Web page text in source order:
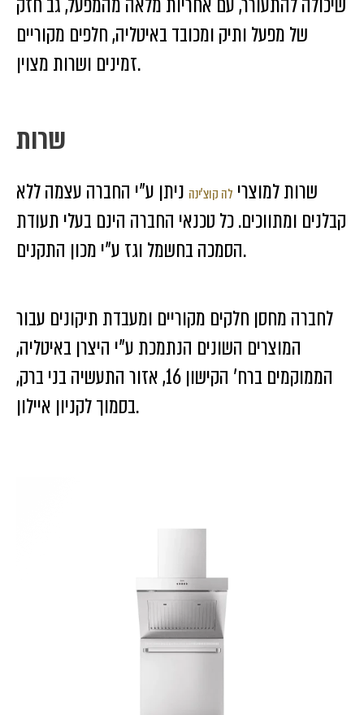
של מפעל ותיק ומכובד באיטליה, חלפים מקוריים
זמינים ושרות מצוין.
שרות
שרות למוצרי לה קוצ’ינה ניתן ע”י החברה עצמה ללא
קבלנים ומתווכים. כל טכנאי החברה הינם בעלי תעודת
הסמכה בחשמל וגז ע”י מכון התקנים.
לחברה מחסן חלקים מקוריים ומעבדת תיקונים עבור
המוצרים השונים הנתמכת ע”י היצרן באיטליה,
הממוקמים ברח’ הקישון 16, אזור התעשיה בני ברק,
בסמוך לקניון איילון.
Toggle #1
Template is not defined.